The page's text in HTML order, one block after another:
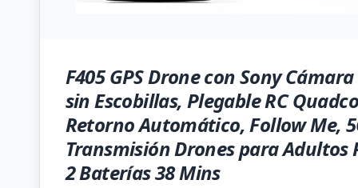
F405 GPS Drone con Sony
sin Escobillas, Plegable RC
Retorno Automático, Follow Me,
Transmisión Drones para
2 Baterías 38 Mins